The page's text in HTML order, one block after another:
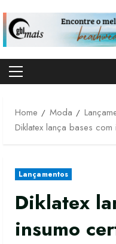
Primary
Home
Moda
Diklatex lança bases
Lançamentos
Diklatex
insumo